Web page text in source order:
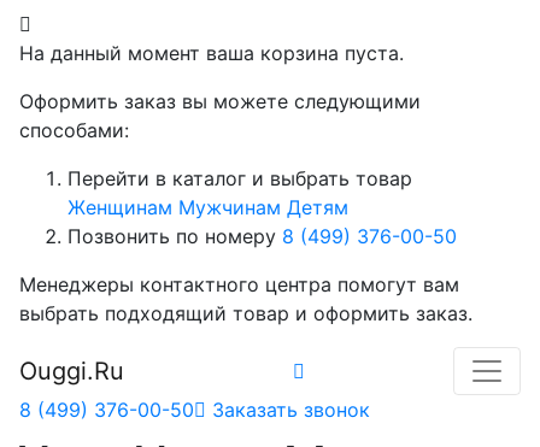
На данный момент ваша корзина пуста.
Оформить заказ вы можете следующими
способами:
Перейти в каталог и выбрать товар
Женщинам Мужчинам Детям
Позвонить по номеру 8 (499) 376-00-50
Менеджеры контактного центра помогут вам
выбрать подходящий товар и оформить заказ.
Ouggi.Ru
8 (499) 376-00-50 Заказать звонок